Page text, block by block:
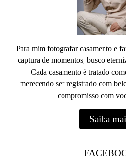
Para mim fotografar casamento e
captura de momentos, busco
Cada casamento é tratado
merecendo ser registrado com
compromisso com
Saiba